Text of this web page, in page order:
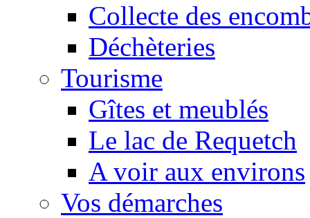
Collecte des
Déchèteries
Tourisme
Gîtes et meublés
Le lac de Requetch
A voir aux environs
Vos démarches